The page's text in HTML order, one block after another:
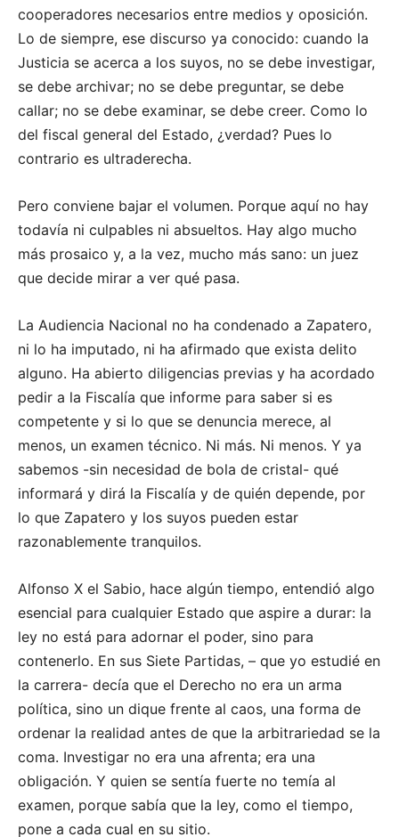
cooperadores necesarios entre medios y oposición.
Lo de siempre, ese discurso ya conocido: cuando la
Justicia se acerca a los suyos, no se debe investigar,
se debe archivar; no se debe preguntar, se debe
callar; no se debe examinar, se debe creer. Como lo
del fiscal general del Estado, ¿verdad? Pues lo
contrario es ultraderecha.
Pero conviene bajar el volumen. Porque aquí no hay
todavía ni culpables ni absueltos. Hay algo mucho
más prosaico y, a la vez, mucho más sano: un juez
que decide mirar a ver qué pasa.
La Audiencia Nacional no ha condenado a Zapatero,
ni lo ha imputado, ni ha afirmado que exista delito
alguno. Ha abierto diligencias previas y ha acordado
pedir a la Fiscalía que informe para saber si es
competente y si lo que se denuncia merece, al
menos, un examen técnico. Ni más. Ni menos. Y ya
sabemos -sin necesidad de bola de cristal- qué
informará y dirá la Fiscalía y de quién depende, por
lo que Zapatero y los suyos pueden estar
razonablemente tranquilos.
Alfonso X el Sabio, hace algún tiempo, entendió algo
esencial para cualquier Estado que aspire a durar: la
ley no está para adornar el poder, sino para
contenerlo. En sus Siete Partidas, – que yo estudié en
la carrera- decía que el Derecho no era un arma
política, sino un dique frente al caos, una forma de
ordenar la realidad antes de que la arbitrariedad se la
coma. Investigar no era una afrenta; era una
obligación. Y quien se sentía fuerte no temía al
examen, porque sabía que la ley, como el tiempo,
pone a cada cual en su sitio.